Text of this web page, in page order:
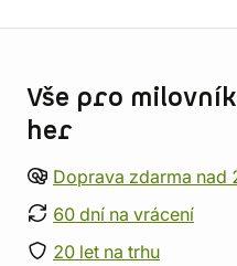
Vše pro
her
Doprava zdarma nad
60 dní na vrácení
20 let na trhu